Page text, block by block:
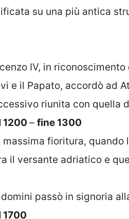
su una più antica
IV, in
e il Papato, accordò ad
riunita con quella
1200 – fine 1300
fioritura,
il versante adriatico e
passò in signoria
1700